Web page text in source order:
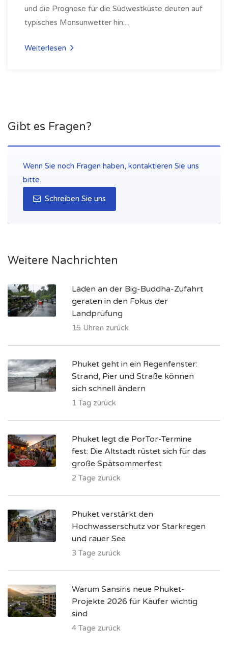
und die Prognose für die Südwestküste deuten auf
typisches Monsunwetter hin:...
Weiterlesen
Gibt es Fragen?
Wenn Sie noch Fragen haben, kontaktieren Sie uns
bitte.
Schreiben Sie uns
Weitere Nachrichten
Läden an der Big-Buddha-Zufahrt
geraten in den Fokus der
Landprüfung
15 Uhren zurück
Phuket geht in ein Regenfenster:
Strand, Pier und Straße können
sich schnell ändern
1 Tag zurück
Phuket legt die PorTor-Termine
fest: Die Altstadt rüstet sich für das
große Spätsommerfest
2 Tage zurück
Phuket verstärkt den
Hochwasserschutz vor Starkregen
und rauer See
3 Tage zurück
Warum Sansiris neue Phuket-
Projekte 2026 für Käufer wichtig
sind
4 Tage zurück